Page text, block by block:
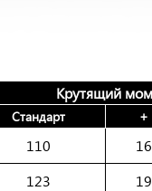
Крутящий
Стандарт +
110 16
123 19